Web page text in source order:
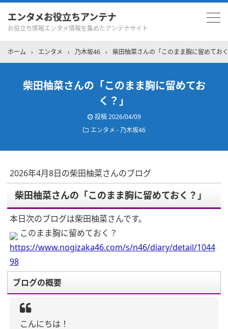
エンタメお役立ちアンテナ
お役立ち情報エンタメ情報を集めたアンテナサイト
ホーム › エンタメ › 乃木坂46 › 柴田柚菜さんの「このまま胸に留めてお
柴田柚菜さんの「このまま胸に留めてお
く？」
投稿2026/04/09
エンタメ - 乃木坂46
2026年4月8日の柴田柚菜さんのブログ
柴田柚菜さんの「このまま胸に留めておく？」
本日次のブログは柴田柚菜さんです。
このまま胸に留めておく？
https://www.nogizaka46.com/s/n46/diary/detail/1044
98
ブログの概要
こんにちは！